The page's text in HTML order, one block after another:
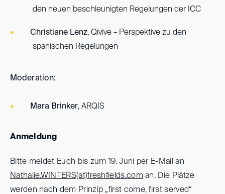
den neuen beschleunigten Regelungen der ICC
Christiane Lenz, Qivive – Perspektive zu den
spanischen Regelungen
Moderation:
Mara Brinker, ARQIS
Anmeldung
Bitte meldet Euch bis zum 19. Juni per E-Mail an
Nathalie.WINTERS(at)freshfields.com an. Die Plätze
werden nach dem Prinzip „first come, first served“